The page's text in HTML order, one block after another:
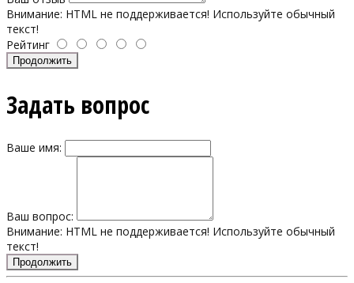
Внимание: HTML не поддерживается! Используйте обычный
текст!
Рейтинг
Продолжить
Задать вопрос
Ваше имя:
Ваш вопрос:
Внимание: HTML не поддерживается! Используйте обычный
текст!
Продолжить